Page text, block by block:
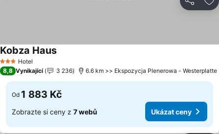
Sdílet
3 Počet hvězdiček
Hotel
Kobza HausUkázat ceny
8,8 Vynikající 3 236 6.6 km >> Ekspozycja Plenerowa - Westerplatte
Od 1 883 Kč
Zobrazte si ceny z 7 webů Ukázat ceny